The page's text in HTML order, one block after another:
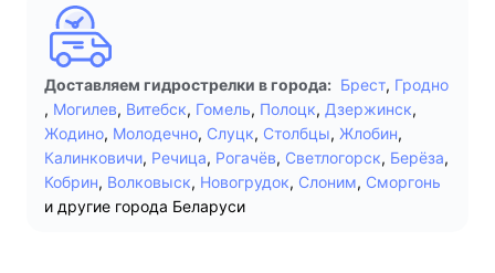
Доставляем гидрострелки в города: Брест, Гродно
, Могилев, Витебск, Гомель, Полоцк, Дзержинск,
Жодино, Молодечно, Слуцк, Столбцы, Жлобин,
Калинковичи, Речица, Рогачёв, Светлогорск, Берёза,
Кобрин, Волковыск, Новогрудок, Слоним, Сморгонь
и другие города Беларуси